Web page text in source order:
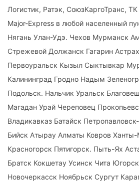
Логистик, Ратэк, СоюзКаргоТранс,
Major-Express в любой населенный
Нягань Улан-Удэ. Чехов Мурманск
Стрежевой Должанск Гагарин
Первоуральск Кызыл Сыктывкар
Калининград Гродно Надым
Подольск. Нальчик Уральск
Магадан Урай Череповец
Владикавказ Батайск
Бийск Атырау Алматы Ковров Ханты-
Красногорск Пятигорск. Пыть-Ях
Братск Кокшетау Усинск Чита
Новочеркасск Ноябрьск Сургут